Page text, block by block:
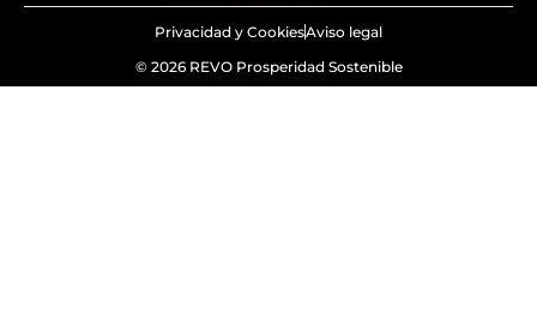
© 2026 REVO Prosperidad Sostenible
Privacidad y CookiesAviso legal